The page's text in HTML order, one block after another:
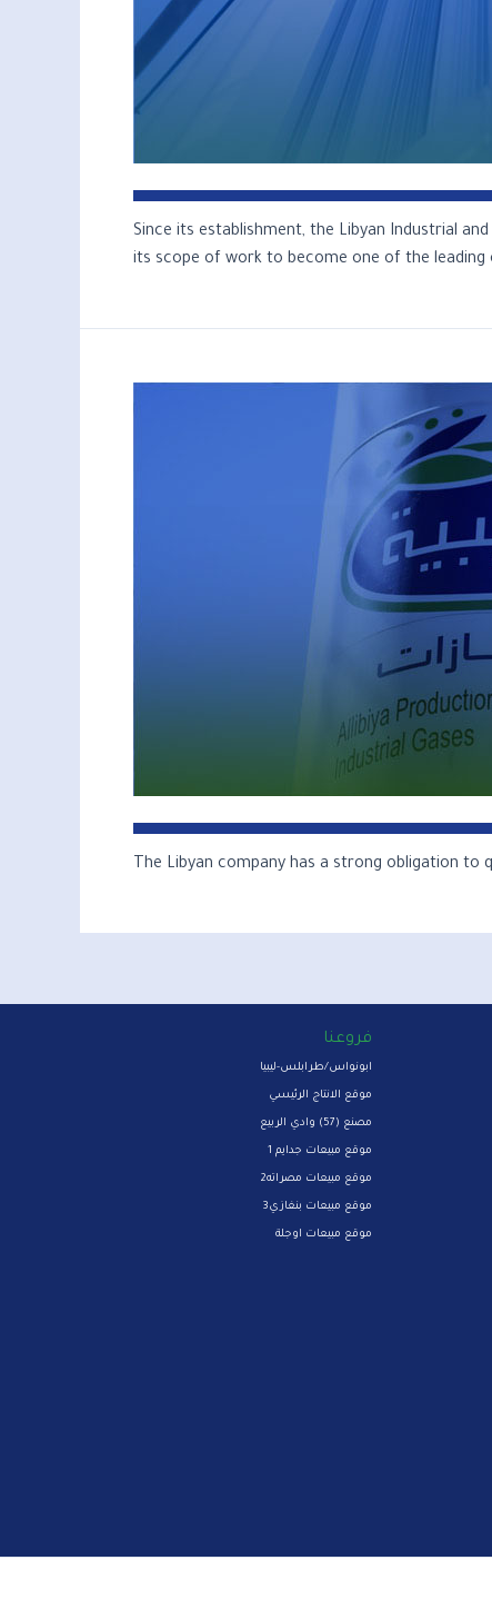
Since its establishment, the Libyan Industrial
its scope of work to become one of the leading
The Libyan company has a strong obligation
فروعنا
ابونواس/طرابلس-ليبيا
موقع الانتاج الرئيسي
مصنع (57) وادي الربيع
موقع مبيعات جدايم 1
موقع مبيعات مصراته2
موقع مبيعات بنغازي3
موقع مبيعات اوجلة